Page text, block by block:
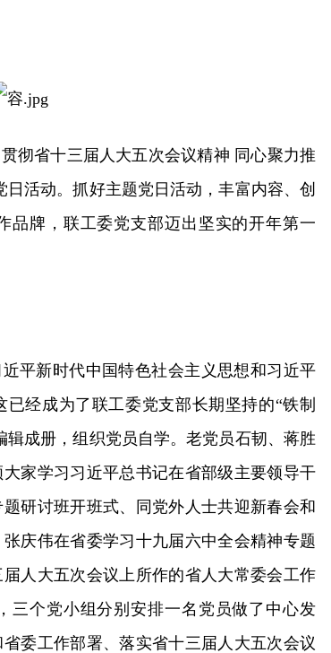
彻省十三届人大五次会议精神 同心聚力推
活动。抓好主题党日活动，丰富内容、创
品牌，联工委党支部迈出坚实的开年第一
平新时代中国特色社会主义思想和习近平
经成为了联工委党支部长期坚持的“铁制
成册，组织党员自学。老党员石韧、蒋胜
家学习习近平总书记在省部级主要领导干
研讨班开班式、同党外人士共迎新春会和
庆伟在省委学习十九届六中全会精神专题
人大五次会议上所作的省人大常委会工作
三个党小组分别安排一名党员做了中心发
委工作部署、落实省十三届人大五次会议